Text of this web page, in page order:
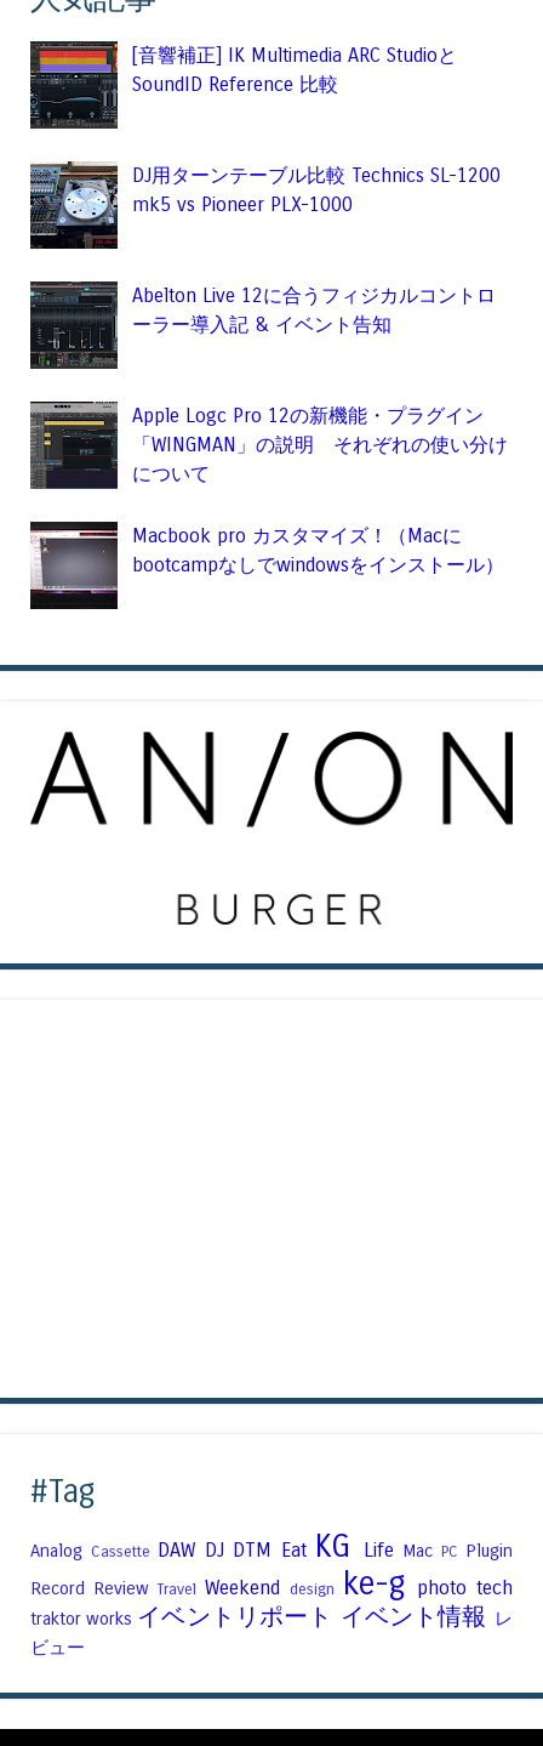
[音響補正] IK Multimedia ARC Studioと
SoundID Reference 比較
DJ用ターンテーブル比較 Technics SL-1200
mk5 vs Pioneer PLX-1000
Abelton Live 12に合うフィジカルコントロ
ーラー導入記 & イベント告知
Apple Logc Pro 12の新機能・プラグイン
「WINGMAN」の説明 それぞれの使い分け
について
Macbook pro カスタマイズ！（Macに
bootcampなしでwindowsをインストール）
#Tag
Analog Cassette DAW DJ DTM Eat KG Life Mac PC Plugin
Record Review Travel Weekend design ke-g photo tech
traktor works イベントリポート イベント情報
レ
ビュー